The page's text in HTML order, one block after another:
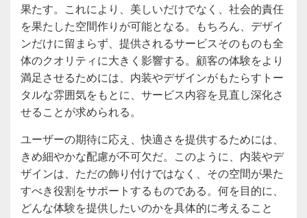
果たす。これにより、美しいだけでなく、社会的責任
を果たした空間作りが可能となる。もちろん、デザイ
ンだけに留まらず、提供されるサービスそのものも全
体のクオリティに大きく影響する。顧客の体験をより
満足させるためには、内装やデザインがもたらすトー
タルな雰囲気をもとに、サービス内容を見直し深化さ
せることが求められる。
ユーザーの期待に応え、快適さを提供するためには、
きめ細やかな配慮が不可欠だ。このように、内装やデ
ザインは、ただの飾り付けではなく、その空間が果た
すべき役割をサポートするものである。何を目的に、
どんな体験を提供したいのかを具体的に考えること